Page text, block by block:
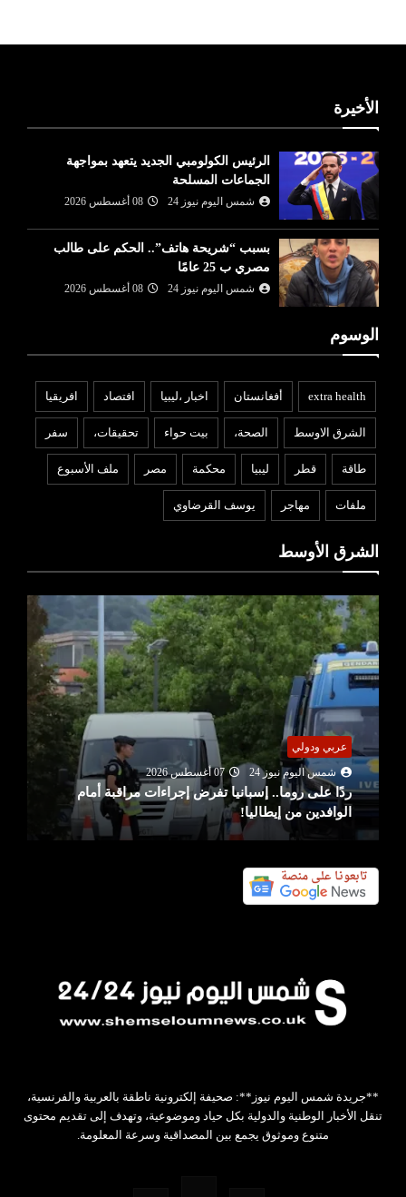
الأخيرة
الرئيس الكولومبي الجديد يتعهد بمواجهة
الجماعات المسلحة
شمس اليوم نيوز 24 08 أغسطس 2026
بسبب “شريحة هاتف”.. الحكم على طالب
مصري ب 25 عامًا
شمس اليوم نيوز 24 08 أغسطس 2026
الوسوم
extra health أفغانستان اخبار ،ليبيا افتصاد افريقيا
الشرق الاوسط الصحة، بيت حواء تحقيقات، سفر
طاقة قطر ليبيا محكمة مصر ملف الأسبوع
ملفات مهاجر يوسف القرضاوي
الشرق الأوسط
عربي ودولي
شمس اليوم نيوز 24
07 أغسطس 2026
ردًا على روما.. إسبانيا تفرض إجراءات مراقبة أمام
الوافدين من إيطاليا!
**جريدة شمس اليوم نيوز**: صحيفة إلكترونية ناطقة بالعربية والفرنسية،
تنقل الأخبار الوطنية والدولية بكل حياد وموضوعية، وتهدف إلى تقديم محتوى
متنوع وموثوق يجمع بين المصداقية وسرعة المعلومة.